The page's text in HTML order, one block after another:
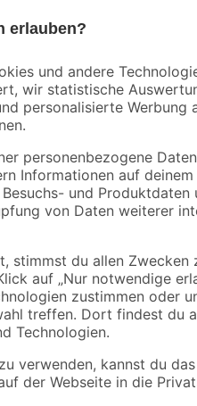
mobilen Reinigen von
für anspruchsvolle
Reinigung und eine